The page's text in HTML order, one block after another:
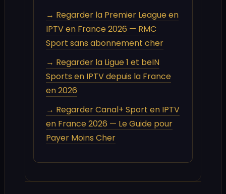
→ Regarder la Premier League en
IPTV en France 2026 — RMC
Sport sans abonnement cher
→ Regarder la Ligue 1 et beIN
Sports en IPTV depuis la France
en 2026
→ Regarder Canal+ Sport en IPTV
en France 2026 — Le Guide pour
Payer Moins Cher